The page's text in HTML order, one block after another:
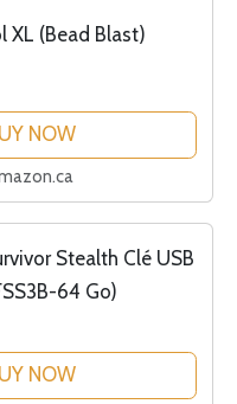
XL (Bead Blast)
NOW
Stealth Clé USB
64 Go)
NOW